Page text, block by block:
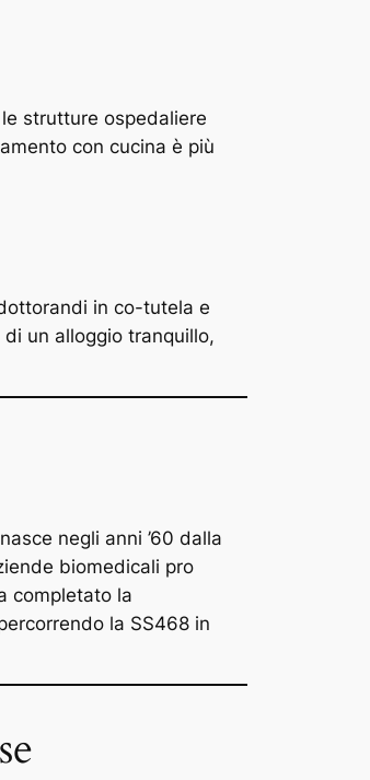
strutture ospedaliere
con cucina è più
in co-tutela e
un alloggio tranquillo,
negli anni ’60 dalla
biomedicali pro
completato la
la SS468 in